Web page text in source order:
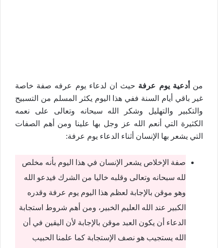
من أدعية يوم عرفة حيث ان لدعاء يوم عرفه صفة خاصة
غير باقي أيام السنة ففي هذا اليوم يكثر المسلم من التسبيح
والتكبير والتهليل وشكر الله سبحانه وتعالى على نعمه
الكثيرة التي أنعم الله عز وجل بها علينا ومن أهم الصفات
التي يشعر بها الإنسان أثناء الدعاء يوم عرفة:
صفة الإخلاص يشعر الإنسان في هذا اليوم بأنه مخلص
لله سبحانه وتعالى وقلبه خاليا من الشرك فيدعو الله
وهو موقن بالإجابة لعظم هذا اليوم يوم عرفة وقدره
الكبير عند الله العليم الخبير، ومن أهم شروط استجابة
الدعاء أن يكون العبد موقن بالإجابة لأن اليقين في أن
الله يستجيب هو نصف الإستجابة كما علمنا الحبيب